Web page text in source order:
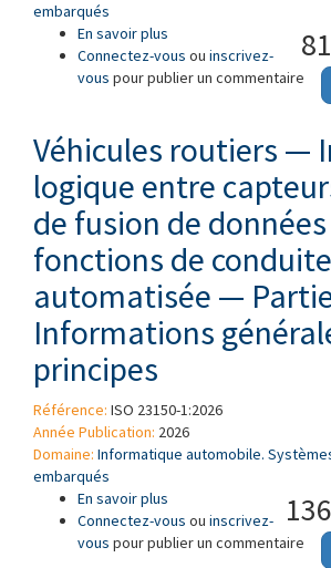
embarqués
En savoir plus à propos de Véhicules
sur gestionnaire de
(DoCAN) — Partie 4:
systèmes associés aux
Connectez-vous ou inscrivez-
vous pour publier un commentaire
Véhicules routiers —
logique entre
de fusion de
fonctions de conduite
automatisée —
Informations
principes
Référence: ISO 23150-1:2026
Année Publication: 2026
Domaine: Informatique automobile.
embarqués
En savoir plus à propos de Véhicules
logique entre capteurs
données pour les
Connectez-vous ou inscrivez-
vous pour publier un commentaire